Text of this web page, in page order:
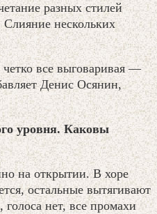
разных стилей
нескольких
все выговаривая —
Денис Осянин,
уровня. Каковы
на открытии. В хоре
остальные вытягивают
нет, все промахи